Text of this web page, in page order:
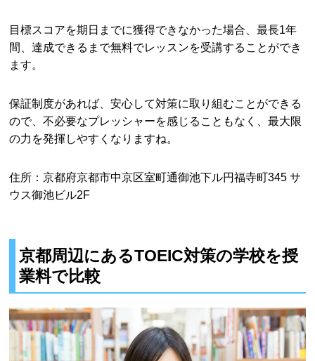
目標スコアを期日までに獲得できなかった場合、最長1年
間、達成できるまで無料でレッスンを受講することができ
ます。
保証制度があれば、安心して対策に取り組むことができる
ので、不必要なプレッシャーを感じることもなく、最大限
の力を発揮しやすくなりますね。
住所：京都府京都市中京区室町通御池下ル円福寺町345 サ
ウス御池ビル2F
京都周辺にあるTOEIC対策の学校を授
業料で比較